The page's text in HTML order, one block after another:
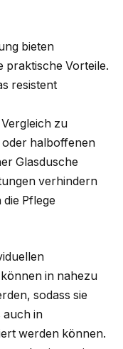
bieten
praktische Vorteile.
resistent
zu
halboffenen
Glasdusche
verhindern
Pflege
in nahezu
sodass sie
auch in
werden können.